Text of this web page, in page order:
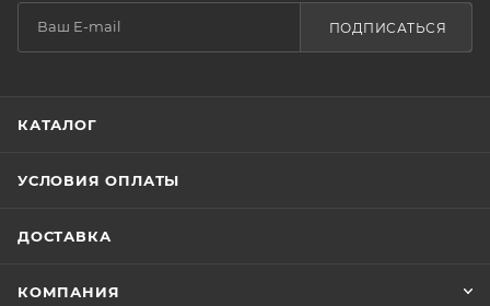
ПОДПИСАТЬСЯ
КАТАЛОГ
УСЛОВИЯ ОПЛАТЫ
ДОСТАВКА
КОМПАНИЯ